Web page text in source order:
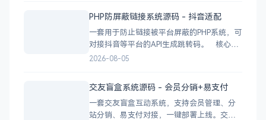
情 小区投票：发起/参与/查看结果 邻里社区
PHP防屏蔽链接系统源码 - 抖音适配
一套用于防止链接被平台屏蔽的PHP系统，可
对接抖音等平台的API生成跳转码。 核心功
能 多域名池智能切换，降低被拦截概率 对接
分析报表 技术栈 后端：PHP
2026-08-05
交友盲盒系统源码 - 会员分销+易支付
一套交友盲盒互动系统，支持会员管理、分
站分销、易支付对接，一键部署上线。交友